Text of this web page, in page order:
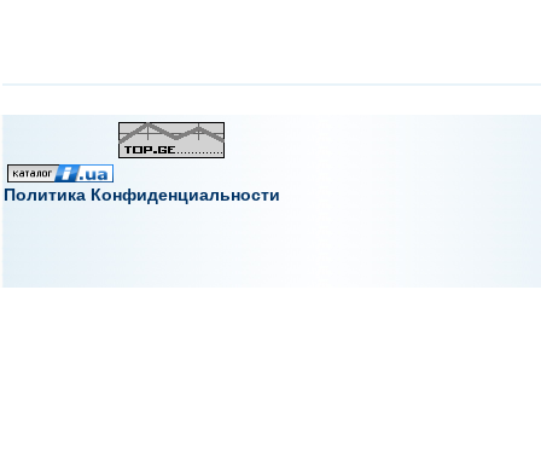
Политика Конфиденциальности